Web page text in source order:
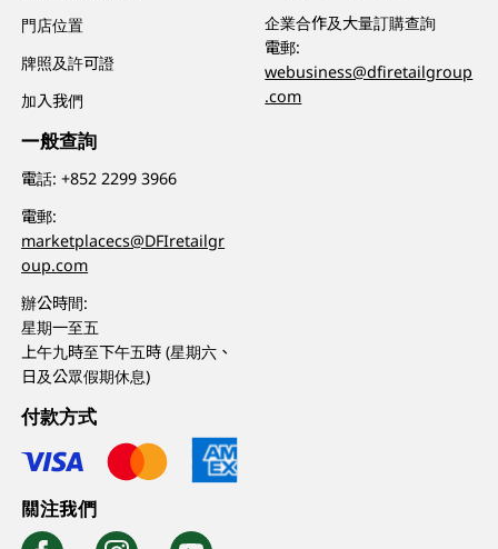
門店位置
牌照及許可證
加入我們
一般查詢
電話:+852 2299 3966
電郵:
marketplacecs@DFIretailgr
oup.com
辦公時間:
星期一至五
上午九時至下午五時 (星期六、
日及公眾假期休息)
企業合作及大量訂購查詢
電郵:
webusiness@dfiretailgroup
.com
付款方式
關注我們